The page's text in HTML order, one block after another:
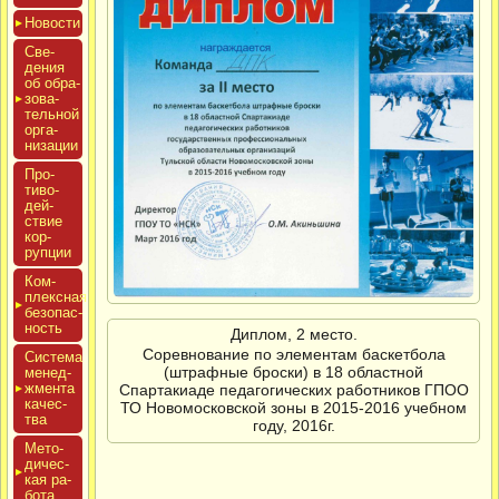
Новос­ти
Све­
дения
об об­ра­
зова­
тель­ной
ор­га­
низа­ции
Про­
тиво­
дей­
ствие
кор­
рупции
Ком­
плексная
бе­зопас­
ность
Сис­те­ма
ме­нед­
жмен­та
ка­чес­
тва
Мето­
дичес­
кая ра­
бота
Диплом, 2 место.
Соревнование по элементам баскетбола
(штрафные броски) в 18 областной
Спартакиаде педагогических работников ГПОО
ТО Новомосковской зоны в 2015-2016 учебном
году, 2016г.